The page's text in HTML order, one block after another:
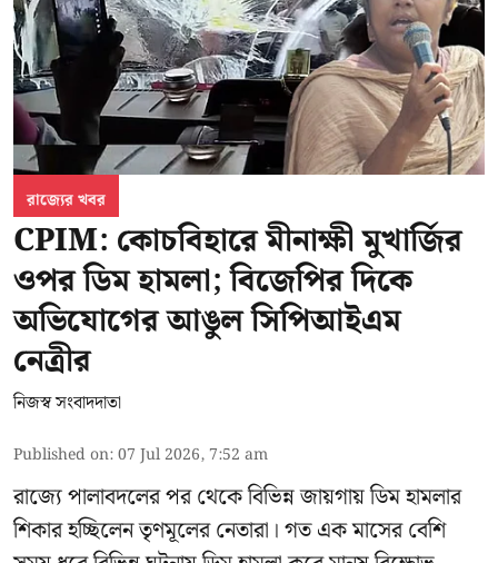
রাজ্যের খবর
CPIM: কোচবিহারে মীনাক্ষী মুখার্জির
ওপর ডিম হামলা; বিজেপির দিকে
অভিযোগের আঙুল সিপিআইএম
নেত্রীর
নিজস্ব সংবাদদাতা
Published on:07 Jul 2026, 7:52 am
রাজ্যে পালাবদলের পর থেকে বিভিন্ন জায়গায় ডিম হামলার
শিকার হচ্ছিলেন তৃণমূলের নেতারা। গত এক মাসের বেশি